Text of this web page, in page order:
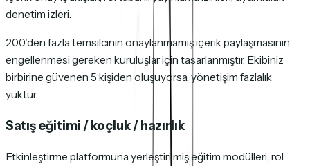
denetim izleri.
200'den fazla temsilcinin onaylanmamış içerik paylaşmasının
engellenmesi gereken kuruluşlar için tasarlanmıştır. Ekibiniz
birbirine güvenen 5 kişiden oluşuyorsa, yönetişim fazlalık
yüktür.
Satış eğitimi / koçluk / hazırlık
Etkinleştirme platformuna yerleştirilmiş eğitim modülleri, rol